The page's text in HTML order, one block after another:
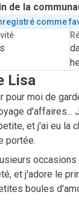
de la
comme
Lisa
pour moi de
et j'ai eu la
portée.
et j'adore le
boules